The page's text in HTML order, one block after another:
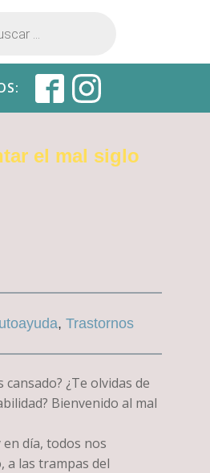
el mal siglo
, Trastornos
¿Te olvidas de
Bienvenido al mal
en día, todos nos
a las trampas del